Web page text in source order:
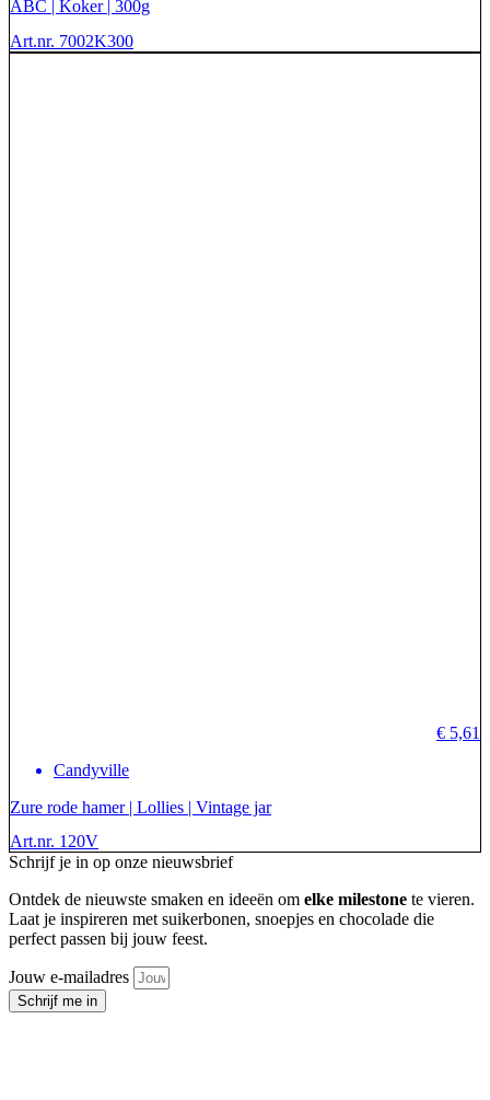
ABC | Koker | 300g
Art.nr. 7002K300
€ 5,61
Candyville
Zure rode hamer | Lollies | Vintage jar
Art.nr. 120V
Schrijf je in op onze nieuwsbrief
Ontdek de nieuwste smaken en ideeën om elke milestone te vieren.
Laat je inspireren met suikerbonen, snoepjes en chocolade die
perfect passen bij jouw feest.
Jouw e-mailadres
Schrijf me in